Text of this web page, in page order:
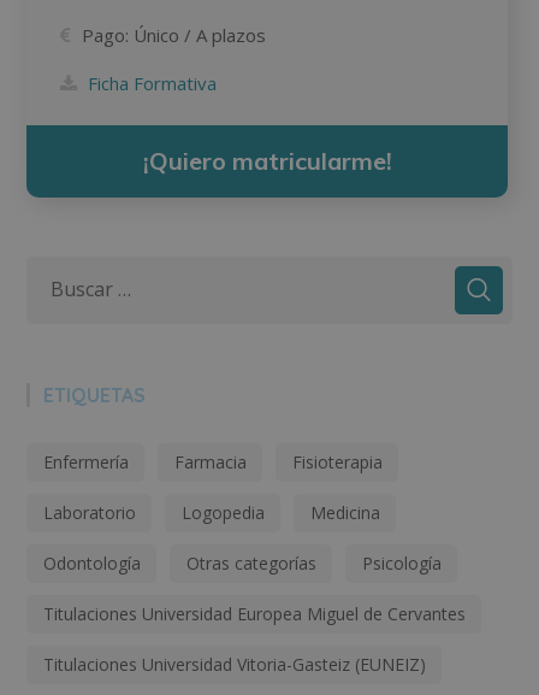
Pago: Único / A plazos
Ficha Formativa
¡Quiero matricularme!
ETIQUETAS
Enfermería Farmacia Fisioterapia
Laboratorio Logopedia Medicina
Odontología Otras categorías Psicología
Titulaciones Universidad Europea Miguel de Cervantes
Titulaciones Universidad Vitoria-Gasteiz (EUNEIZ)